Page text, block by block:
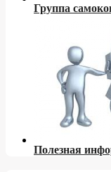
Группа
Полезная